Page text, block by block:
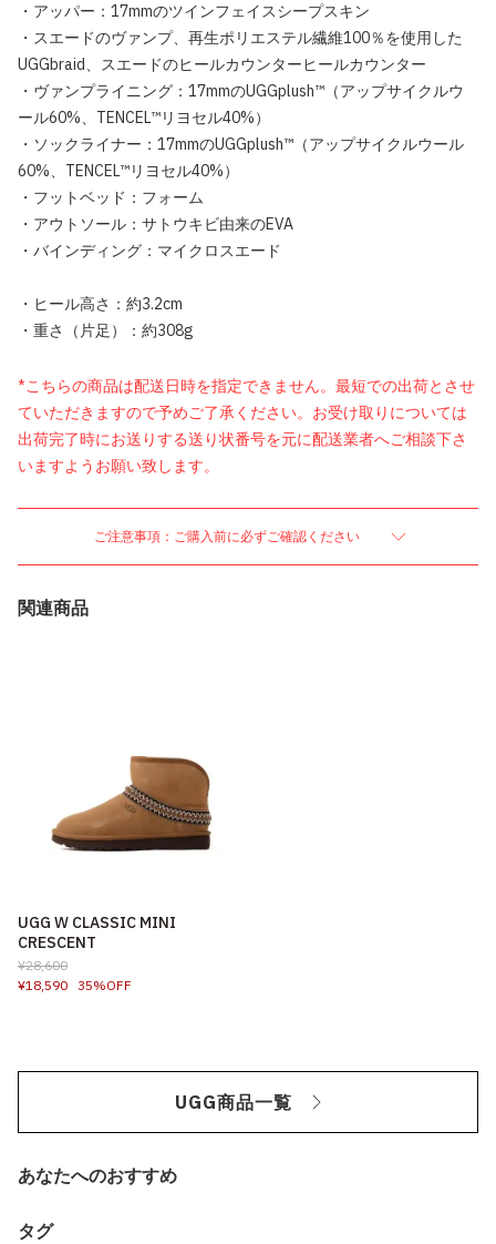
・アッパー：17mmのツインフェイスシープスキン
・スエードのヴァンプ、再生ポリエステル繊維100％を使用した
UGGbraid、スエードのヒールカウンターヒールカウンター
・ヴァンプライニング：17mmのUGGplush™（アップサイクルウ
ール60%、TENCEL™リヨセル40%）
・ソックライナー：17mmのUGGplush™（アップサイクルウール
60%、TENCEL™リヨセル40%）
・フットベッド：フォーム
・アウトソール：サトウキビ由来のEVA
・バインディング：マイクロスエード
・ヒール高さ：約3.2cm
・重さ（片足）：約308g
*こちらの商品は配送日時を指定できません。最短での出荷とさせ
ていただきますので予めご了承ください。お受け取りについては
出荷完了時にお送りする送り状番号を元に配送業者へご相談下さ
いますようお願い致します。
ご注意事項：ご購入前に必ずご確認ください
関連商品
UGG W CLASSIC MINI
CRESCENT
¥28,600
¥18,590 35%OFF
UGG商品一覧
あなたへのおすすめ
タグ